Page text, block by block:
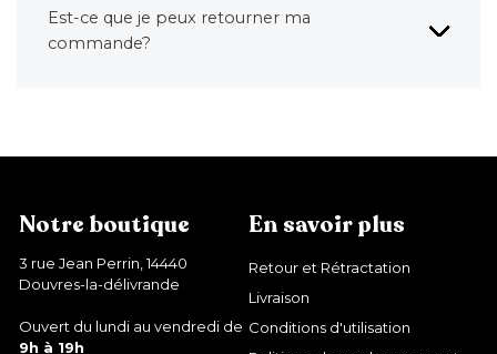
Est-ce que je peux retourner ma
commande?
Notre boutique
3 rue Jean Perrin, 14440
Douvres-la-délivrande
Ouvert du lundi au vendredi de
9h à 19h
En savoir plus
Retour et Rétractation
Livraison
Conditions d'utilisation